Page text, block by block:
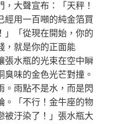
大聲宣布：「天秤！
經用一百噸的純金箔買
」「從現在開始，你的
，就是你的正面能
張水瓶的光束在空中瞬
臭味的金色光芒對撞。
。雨點不是水，而是閃
。「不行！金牛座的物
被汙染了！」張水瓶大